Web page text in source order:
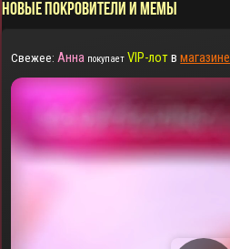
НОВЫЕ ПОКРОВИТЕЛИ И МЕМЫ
Свежее: Анна покупает VIP-лотвмагазине